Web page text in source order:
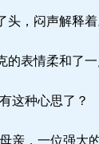
，闷声解释着
表情柔和了一
这种心思了？
亲，一位强大